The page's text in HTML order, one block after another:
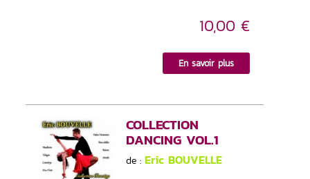
10,00 €
En savoir plus
COLLECTION
DANCING VOL.1
de : Eric BOUVELLE